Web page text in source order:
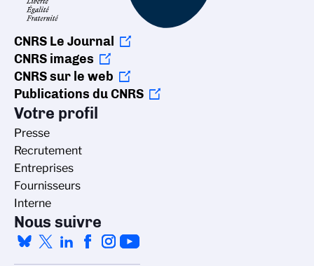
CNRS Le Journal
CNRS images
CNRS sur le web
Publications du CNRS
Votre profil
Presse
Recrutement
Entreprises
Fournisseurs
Interne
Nous suivre